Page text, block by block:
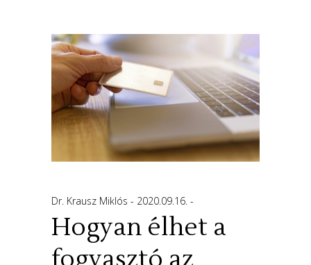
Dr. Krausz Miklós 2020.09.16.
Hogyan élhet a